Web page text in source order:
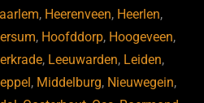
, Heerenveen, Heerlen,
, Hoofddorp, Hoogeveen,
, Leeuwarden, Leiden,
, Middelburg, Nieuwegein,